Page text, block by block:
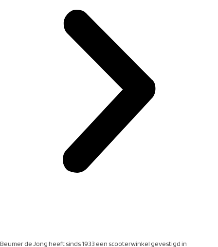
Beumer de Jong heeft sinds 1933 een scooterwinkel gevestigd in